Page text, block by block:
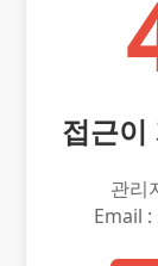
접근이
관리
Email